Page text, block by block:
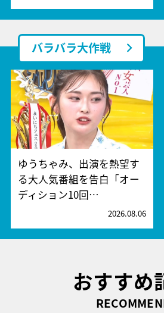
バラバラ大作戦
ゆうちゃみ、出演を熱望す
る大人気番組を告白「オー
ディション10回…
2026.08.06
おすすめ